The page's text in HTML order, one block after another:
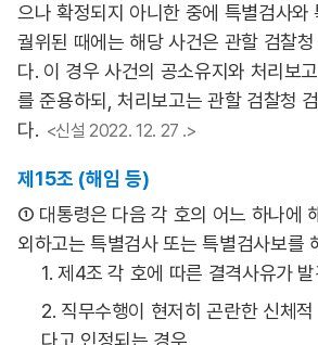
으나 확정되지 아니한 중에 특별검사와
궐위된 때에는 해당 사건은 관할 검찰
다. 이 경우 사건의 공소유지와 처리보
를 준용하되, 처리보고는 관할 검찰청
다. <신설 2022. 12. 27 .>
제15조 (해임 등)
① 대통령은 다음 각 호의 어느 하나에
외하고는 특별검사 또는 특별검사보를
1. 제4조 각 호에 따른 결격사유가
2. 직무수행이 현저히 곤란한 신체
다고 인정되는 경우